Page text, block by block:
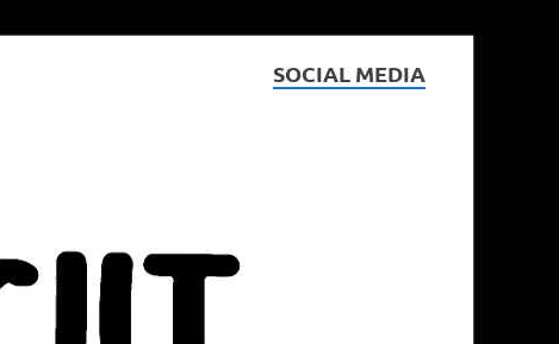
SOCIAL MEDIA